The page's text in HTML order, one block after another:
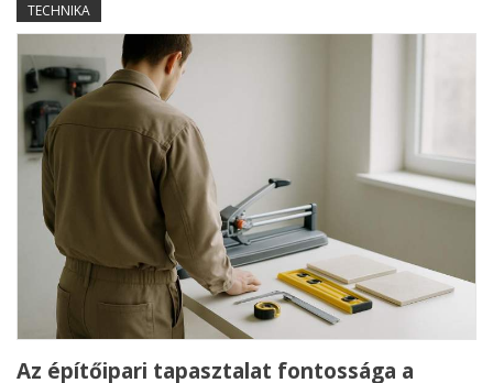
TECHNIKA
Az építőipari tapasztalat fontossága a